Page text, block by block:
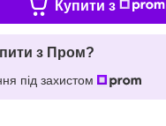
Купити з
з Пром?
під захистом